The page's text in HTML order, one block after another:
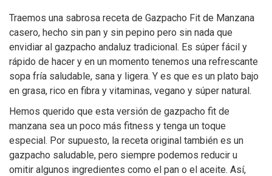
Traemos una sabrosa receta de Gazpacho Fit de Manzana
casero, hecho sin pan y sin pepino pero sin nada que
envidiar al gazpacho andaluz tradicional. Es súper fácil y
rápido de hacer y en un momento tenemos una refrescante
sopa fría saludable, sana y ligera. Y es que es un plato bajo
en grasa, rico en fibra y vitaminas, vegano y súper natural.
Hemos querido que esta versión de gazpacho fit de
manzana sea un poco más fitness y tenga un toque
especial. Por supuesto, la receta original también es un
gazpacho saludable, pero siempre podemos reducir u
omitir algunos ingredientes como el pan o el aceite. Así,